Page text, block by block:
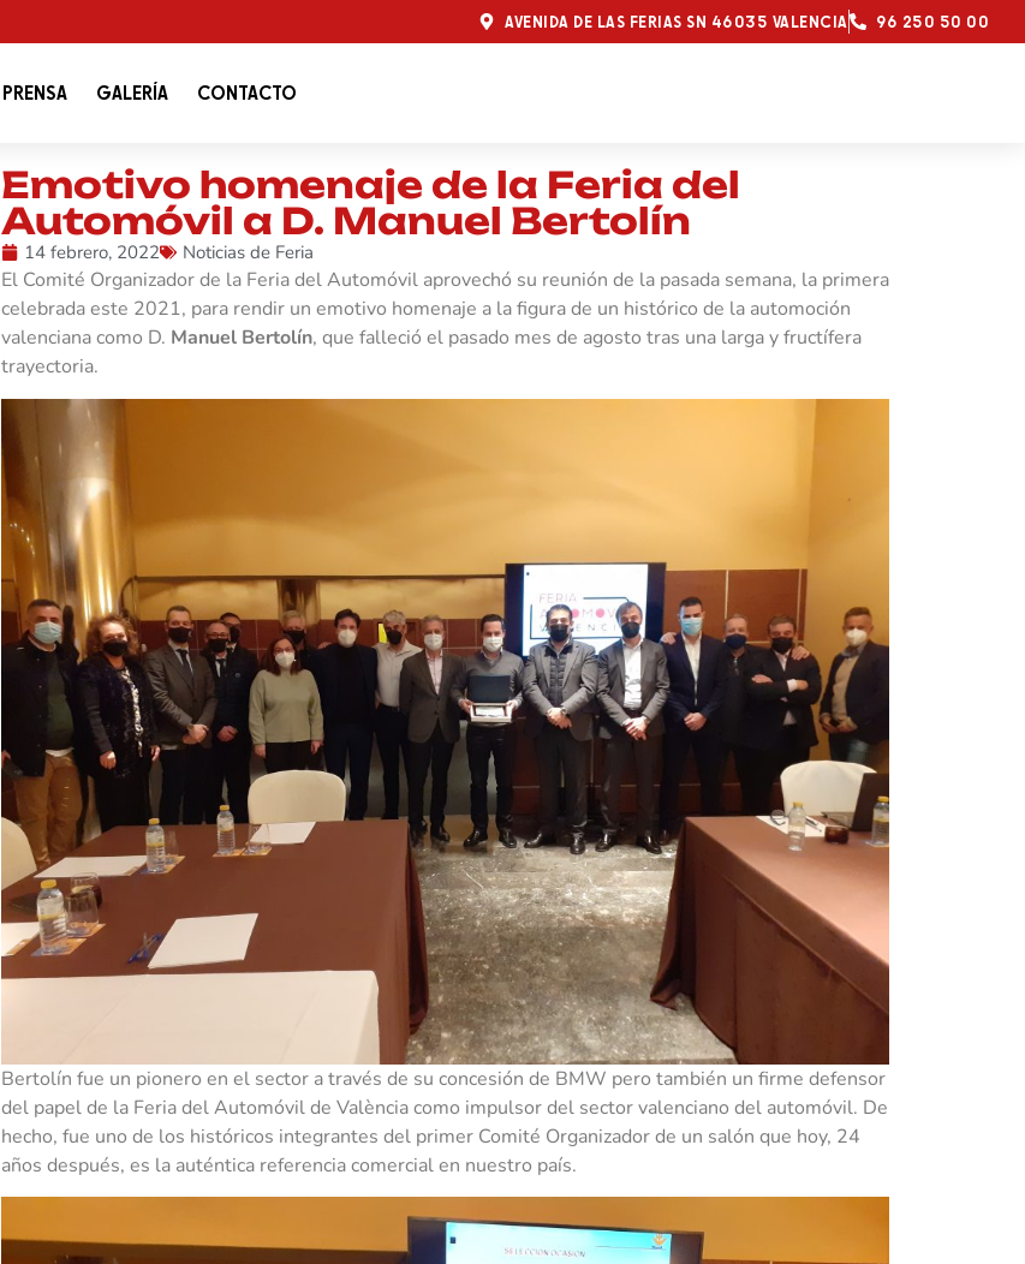
AVENIDA DE LAS FERIAS SN 46035 VALENCIA 96 250 50 00
PRENSA GALERÍA CONTACTO
Emotivo homenaje de la Feria del
Automóvil a D. Manuel Bertolín
14 febrero, 2022 Noticias de Feria
El Comité Organizador de la Feria del Automóvil aprovechó su reunión de la pasada semana, la primera
celebrada este 2021, para rendir un emotivo homenaje a la figura de un histórico de la automoción
valenciana como D. Manuel Bertolín, que falleció el pasado mes de agosto tras una larga y fructífera
trayectoria.
Bertolín fue un pionero en el sector a través de su concesión de BMW pero también un firme defensor
del papel de la Feria del Automóvil de València como impulsor del sector valenciano del automóvil. De
hecho, fue uno de los históricos integrantes del primer Comité Organizador de un salón que hoy, 24
años después, es la auténtica referencia comercial en nuestro país.